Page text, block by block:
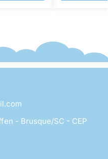
- Brusque/SC - CEP